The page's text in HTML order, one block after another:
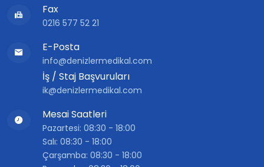
Fax
0216 577 52 21
E-Posta
info@denizlermedikal.com
İş / Staj Başvuruları
ik@denizlermedikal.com
Mesai Saatleri
Pazartesi: 08:30 - 18:00
Salı: 08:30 - 18:00
Çarşamba: 08:30 - 18:00